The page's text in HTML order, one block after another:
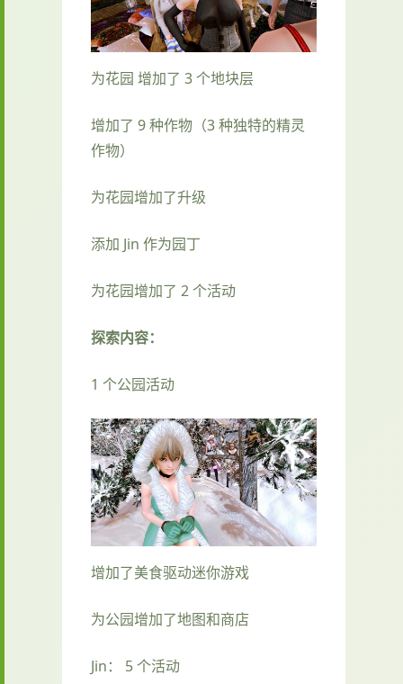
为花园 增加了 3 个地块层
增加了 9 种作物（3 种独特的精灵
作物）
为花园增加了升级
添加 Jin 作为园丁
为花园增加了 2 个活动
探索内容：
1 个公园活动
增加了美食驱动迷你游戏
为公园增加了地图和商店
Jin： 5 个活动